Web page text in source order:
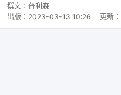
撰文： 普利森
出版： 2023-03-13 10:26 更新：